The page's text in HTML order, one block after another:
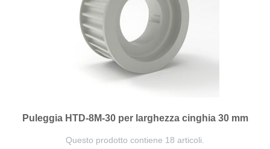
Puleggia HTD-8M-30 per larghezza cinghia 30 mm
Questo prodotto contiene 18 articoli.